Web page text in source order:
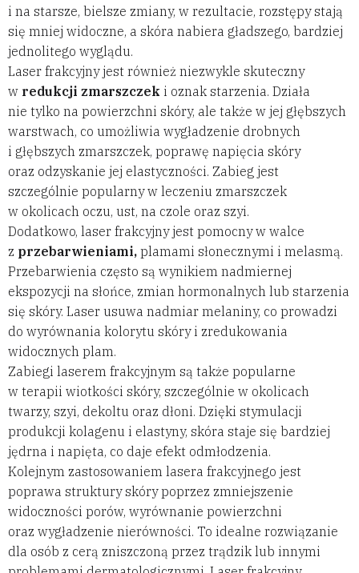
i na starsze, bielsze zmiany, w rezultacie, rozstępy stają
się mniej widoczne, a skóra nabiera gładszego, bardziej
jednolitego wyglądu.
Laser frakcyjny jest również niezwykle skuteczny
w redukcji zmarszczek i oznak starzenia. Działa
nie tylko na powierzchni skóry, ale także w jej głębszych
warstwach, co umożliwia wygładzenie drobnych
i głębszych zmarszczek, poprawę napięcia skóry
oraz odzyskanie jej elastyczności. Zabieg jest
szczególnie popularny w leczeniu zmarszczek
w okolicach oczu, ust, na czole oraz szyi.
Dodatkowo, laser frakcyjny jest pomocny w walce
z przebarwieniami, plamami słonecznymi i melasmą.
Przebarwienia często są wynikiem nadmiernej
ekspozycji na słońce, zmian hormonalnych lub starzenia
się skóry. Laser usuwa nadmiar melaniny, co prowadzi
do wyrównania kolorytu skóry i zredukowania
widocznych plam.
Zabiegi laserem frakcyjnym są także popularne
w terapii wiotkości skóry, szczególnie w okolicach
twarzy, szyi, dekoltu oraz dłoni. Dzięki stymulacji
produkcji kolagenu i elastyny, skóra staje się bardziej
jędrna i napięta, co daje efekt odmłodzenia.
Kolejnym zastosowaniem lasera frakcyjnego jest
poprawa struktury skóry poprzez zmniejszenie
widoczności porów, wyrównanie powierzchni
oraz wygładzenie nierówności. To idealne rozwiązanie
dla osób z cerą zniszczoną przez trądzik lub innymi